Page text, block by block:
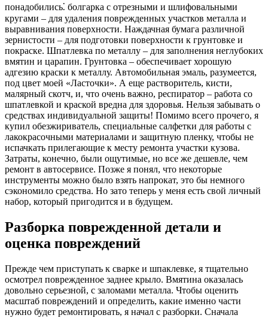
понадобились⁚ болгарка с отрезными и шлифовальными
кругами – для удаления поврежденных участков металла и
выравнивания поверхности. Наждачная бумага различной
зернистости – для подготовки поверхности к грунтовке и
покраске. Шпатлевка по металлу – для заполнения неглубоких
вмятин и царапин. Грунтовка – обеспечивает хорошую
адгезию краски к металлу. Автомобильная эмаль, разумеется,
под цвет моей «Ласточки». А еще растворитель, кисти,
малярный скотч, и, что очень важно, респиратор – работа со
шпатлевкой и краской вредна для здоровья. Нельзя забывать о
средствах индивидуальной защиты! Помимо всего прочего, я
купил обезжириватель, специальные салфетки для работы с
лакокрасочными материалами и защитную пленку, чтобы не
испачкать прилегающие к месту ремонта участки кузова.
Затраты, конечно, были ощутимые, но все же дешевле, чем
ремонт в автосервисе. Позже я понял, что некоторые
инструменты можно было взять напрокат, это бы немного
сэкономило средства. Но зато теперь у меня есть свой личный
набор, который пригодится и в будущем.
Разборка поврежденной детали и
оценка повреждений
Прежде чем приступать к сварке и шпаклевке, я тщательно
осмотрел поврежденное заднее крыло. Вмятина оказалась
довольно серьезной, с заломами металла. Чтобы оценить
масштаб повреждений и определить, какие именно части
нужно будет ремонтировать, я начал с разборки. Сначала